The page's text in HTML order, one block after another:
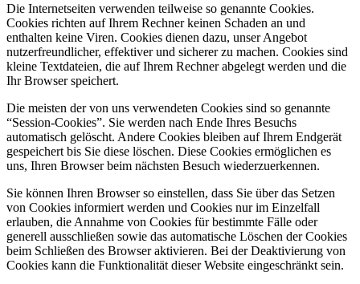
Die Internetseiten verwenden teilweise so genannte Cookies.
Cookies richten auf Ihrem Rechner keinen Schaden an und
enthalten keine Viren. Cookies dienen dazu, unser Angebot
nutzerfreundlicher, effektiver und sicherer zu machen. Cookies sind
kleine Textdateien, die auf Ihrem Rechner abgelegt werden und die
Ihr Browser speichert.
Die meisten der von uns verwendeten Cookies sind so genannte
“Session-Cookies”. Sie werden nach Ende Ihres Besuchs
automatisch gelöscht. Andere Cookies bleiben auf Ihrem Endgerät
gespeichert bis Sie diese löschen. Diese Cookies ermöglichen es
uns, Ihren Browser beim nächsten Besuch wiederzuerkennen.
Sie können Ihren Browser so einstellen, dass Sie über das Setzen
von Cookies informiert werden und Cookies nur im Einzelfall
erlauben, die Annahme von Cookies für bestimmte Fälle oder
generell ausschließen sowie das automatische Löschen der Cookies
beim Schließen des Browser aktivieren. Bei der Deaktivierung von
Cookies kann die Funktionalität dieser Website eingeschränkt sein.